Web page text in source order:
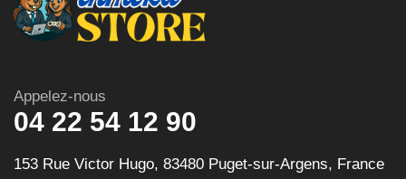
Appelez-nous
04 22 54 12 90
153 Rue Victor Hugo, 83480 Puget-sur-Argens, France